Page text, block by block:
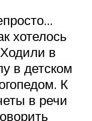
хотелось
в
в детском
К
в речи